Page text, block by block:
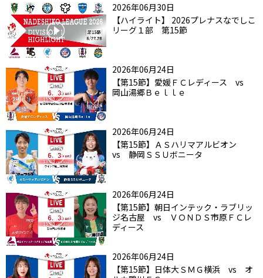
2026年06月30日
【ハイライト】 2026プレナスなでしこ
リーグ１部 第15節
2026年06月24日
【第15節】愛媛ＦＣレディース vs
岡山湯郷Ｂｅｌｌｅ
2026年06月24日
【第15節】ＡＳハリマアルビオン
vs 静岡ＳＳＵボニータ
2026年06月24日
【第15節】朝日インテック・ラブリッ
ジ名古屋 vs ＶＯＮＤＳ市原ＦＣレ
ディース
2026年06月24日
【第15節】日体大ＳＭＧ横浜 vs オ